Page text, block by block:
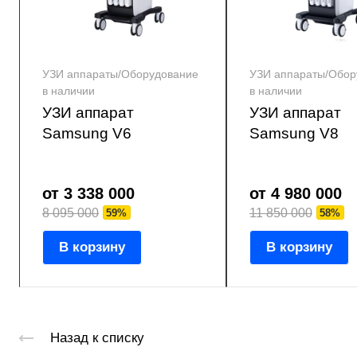
УЗИ аппараты/Оборудование
в наличии
УЗИ аппарат
Samsung V6
от 3 338 000
8 095 000 59%
В корзину
УЗИ аппараты/
в наличии
УЗИ аппарат
Samsung V8
от 4 980 000
11 850 000 58%
В корзину
Назад к списку